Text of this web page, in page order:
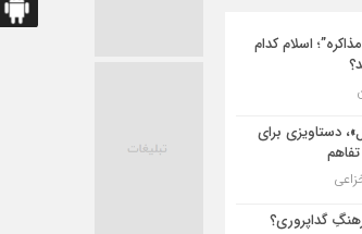
اسلام کدام
دستاویزی برای
گداپروری؟